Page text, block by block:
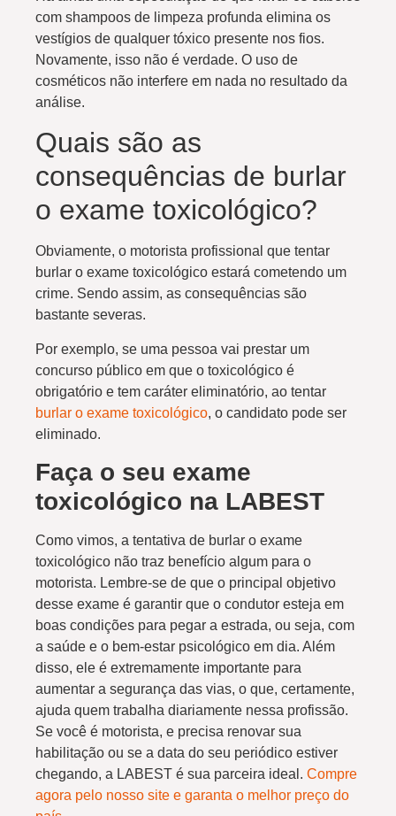
com shampoos de limpeza profunda elimina os
vestígios de qualquer tóxico presente nos fios.
Novamente, isso não é verdade. O uso de
cosméticos não interfere em nada no resultado da
análise.
Quais são as
consequências de burlar
o exame toxicológico?
Obviamente, o motorista profissional que tentar
burlar o exame toxicológico estará cometendo um
crime. Sendo assim, as consequências são
bastante severas.
Por exemplo, se uma pessoa vai prestar um
concurso público em que o toxicológico é
obrigatório e tem caráter eliminatório, ao tentar
burlar o exame toxicológico, o candidato pode ser
eliminado.
Faça o seu exame
toxicológico na LABEST
Como vimos, a tentativa de burlar o exame
toxicológico não traz benefício algum para o
motorista. Lembre-se de que o principal objetivo
desse exame é garantir que o condutor esteja em
boas condições para pegar a estrada, ou seja, com
a saúde e o bem-estar psicológico em dia. Além
disso, ele é extremamente importante para
aumentar a segurança das vias, o que, certamente,
ajuda quem trabalha diariamente nessa profissão.
Se você é motorista, e precisa renovar sua
habilitação ou se a data do seu periódico estiver
chegando, a LABEST é sua parceira ideal. Compre
agora pelo nosso site e garanta o melhor preço do